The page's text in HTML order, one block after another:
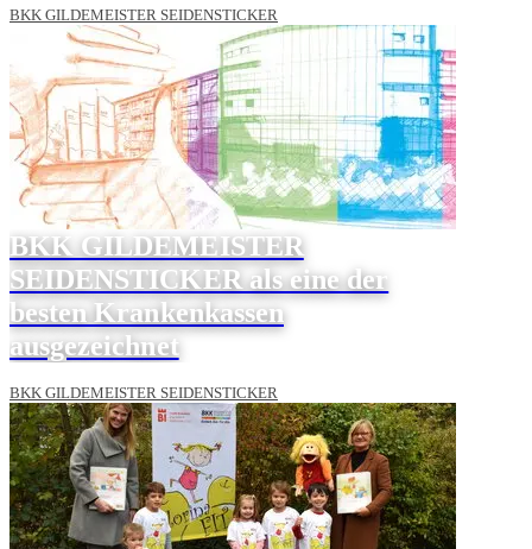
BKK GILDEMEISTER SEIDENSTICKER
BKK GILDEMEISTER
SEIDENSTICKER als eine der
besten Krankenkassen
ausgezeichnet
BKK GILDEMEISTER SEIDENSTICKER